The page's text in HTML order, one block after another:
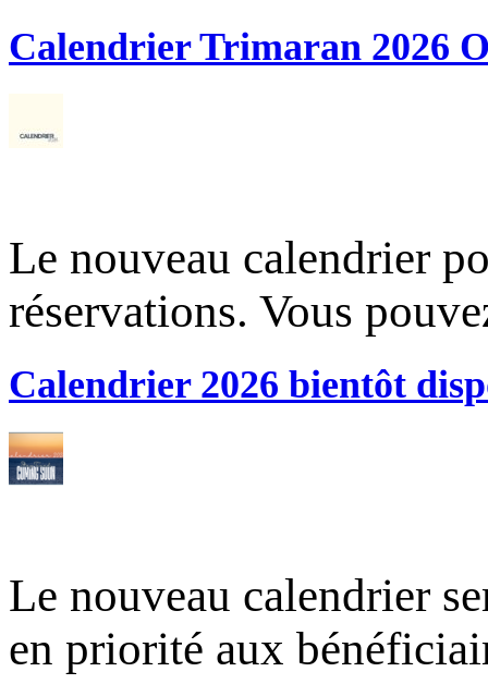
Calendrier Trimaran 2026
Le nouveau calendrier
réservations. Vous
Calendrier 2026 bientôt
Le nouveau calendrier
en priorité aux